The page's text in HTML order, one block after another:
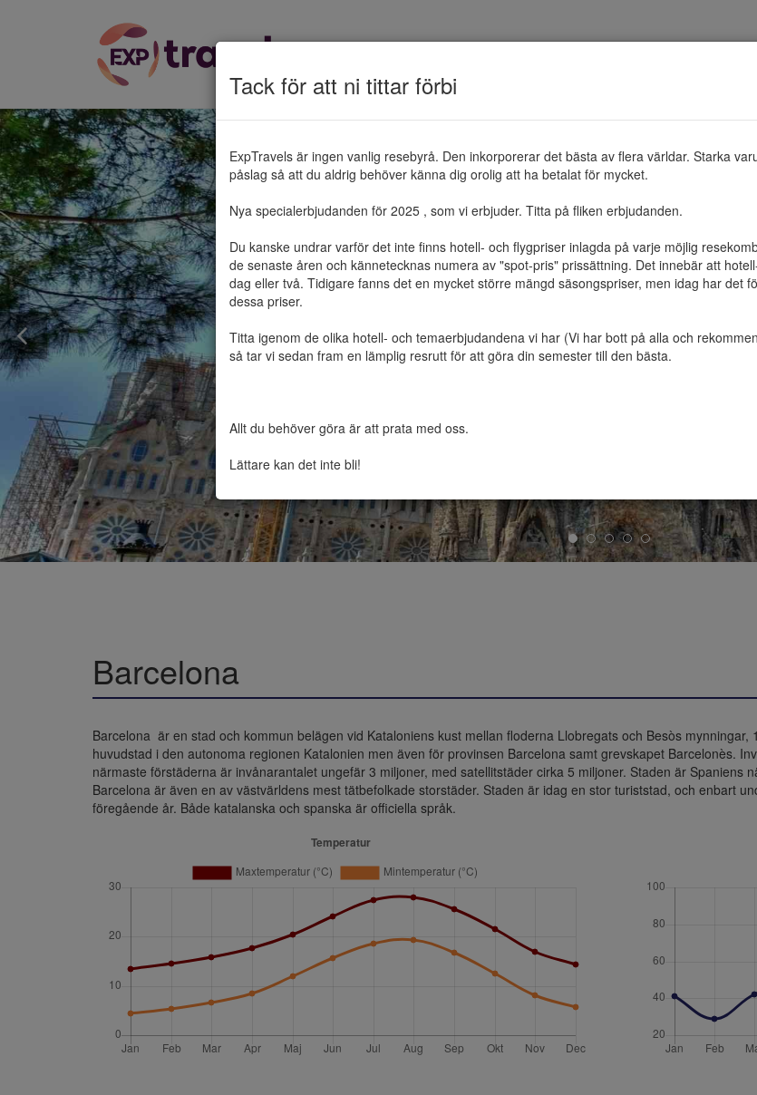
Tack för att ni tittar förbi
ExpTravels är ingen vanlig resebyrå. Den inkorporerar det bästa av flera världar. Starka
påslag så att du aldrig behöver känna dig orolig att ha betalat för mycket.
Nya specialerbjudanden för 2025 , som vi erbjuder. Titta på fliken erbjudanden.
Du kanske undrar varför det inte finns hotell- och flygpriser inlagda på varje möjlig
de senaste åren och kännetecknas numera av "spot-pris" prissättning. Det innebär att
dag eller två. Tidigare fanns det en mycket större mängd säsongspriser, men idag har det
dessa priser.
Titta igenom de olika hotell- och temaerbjudandena vi har (Vi har bott på alla och
så tar vi sedan fram en lämplig resrutt för att göra din semester till den bästa.
Allt du behöver göra är att prata med oss.
Lättare kan det inte bli!
Barcelona
Barcelona  är en stad och kommun belägen vid Kataloniens kust mellan floderna Llobregats och Besòs
huvudstad i den autonoma regionen Katalonien men även för provinsen Barcelona samt grevskapet Barcelonès.
närmaste förstäderna är invånarantalet ungefär 3 miljoner, med satellitstäder cirka 5 miljoner. Staden är Spaniens
Barcelona är även en av västvärldens mest tätbefolkade storstäder. Staden är idag en stor turiststad, och enbart
föregående år. Både katalanska och spanska är officiella språk.